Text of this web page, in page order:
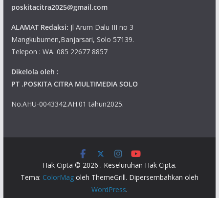
poskitacitra2025@gmail.com
ALAMAT Redaksi: Jl Arum Dalu III no 3
Mangkubumen,Banjarsari, Solo 57139.
Telepon : WA. 085 22677 8857
Dikelola oleh :
PT .POSKITA CITRA MULTIMEDIA SOLO
No.AHU-0043342.AH.01 tahun2025.
Hak Cipta © 2026 . Keseluruhan Hak Cipta.
Tema: ColorMagoleh ThemeGrill. Dipersembahkan oleh
WordPress.